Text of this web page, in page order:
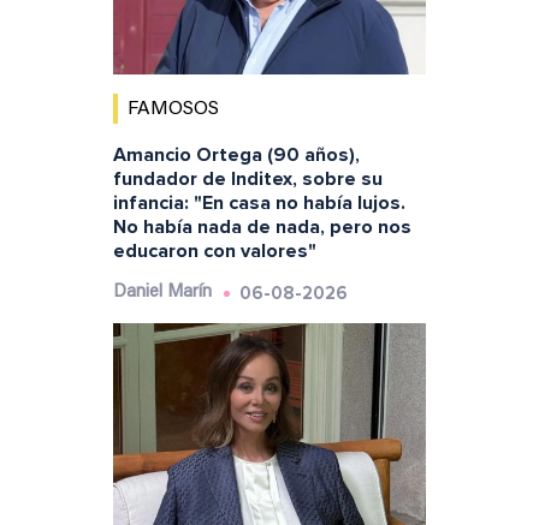
FAMOSOS
Amancio Ortega (90 años),
fundador de Inditex, sobre su
infancia: "En casa no había lujos.
No había nada de nada, pero nos
educaron con valores"
Daniel Marín 06-08-2026